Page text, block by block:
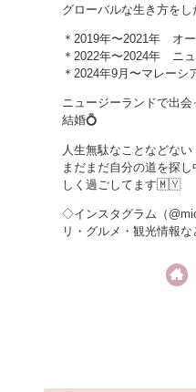
グローバルな生き方をし
＊2019年〜2021年 オ
＊2022年〜2024年 ニ
＊2024年9月〜マレーシ
ニュージーランドで出
結婚💍
人生無駄なことなどない
まだまだ自分の道を探
しく過ごしてます🇲🇾
◇インスタグラム（
リ・グルメ・観光情報な